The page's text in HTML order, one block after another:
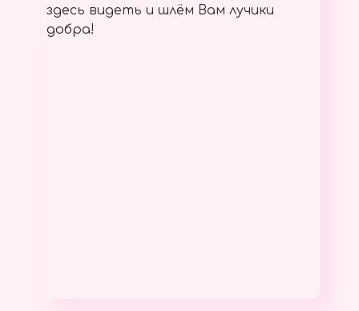
здесь видеть и шлём Вам лучики
добра!